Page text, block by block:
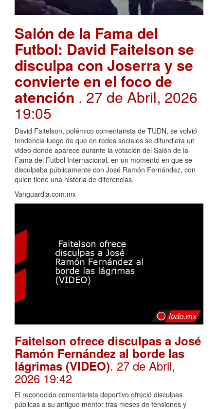
Salón de la Fama del
Futbol: David Faitelson se
disculpa con Joserra y se
convierte en el foco de
atención . 27 de Abril, 2026
19:05
David Faitelson, polémico comentarista de TUDN, se volvió
tendencia luego de que en redes sociales se difundiera un
video donde aparece durante la votación del Salón de la
Fama del Futbol Internacional, en un momento en que se
disculpaba públicamente con José Ramón Fernández, con
quien tiene una historia de diferencias.
Vanguardia.com.mx
Faitelson ofrece disculpas a José
Ramón Fernández al borde las
lágrimas (VIDEO). 27 de Abril,
2026 19:42
El reconocido comentarista deportivo ofreció disculpas
públicas a su antiguo mentor tras meses de tensiones y